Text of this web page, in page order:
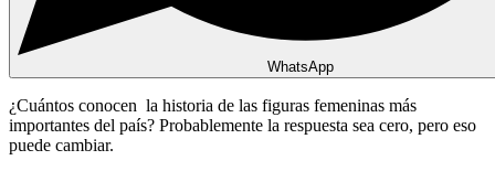
WhatsApp
¿Cuántos conocen la historia de las figuras femeninas más
importantes del país? Probablemente la respuesta sea cero, pero eso
puede cambiar.